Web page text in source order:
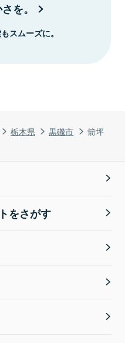
栃木県 黒磯市 箭坪
を。
スムーズに。
をさがす